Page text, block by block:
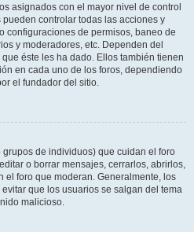
asignados con el mayor nivel de control
controlar todas las acciones y
configuraciones de permisos, baneo de
y moderadores, etc. Dependen del
éste les ha dado. Ellos también tienen
en cada uno de los foros, dependiendo
el fundador del sitio.
de individuos) que cuidan el foro
o borrar mensajes, cerrarlos, abrirlos,
el foro que moderan. Generalmente, los
que los usuarios se salgan del tema
malicioso.